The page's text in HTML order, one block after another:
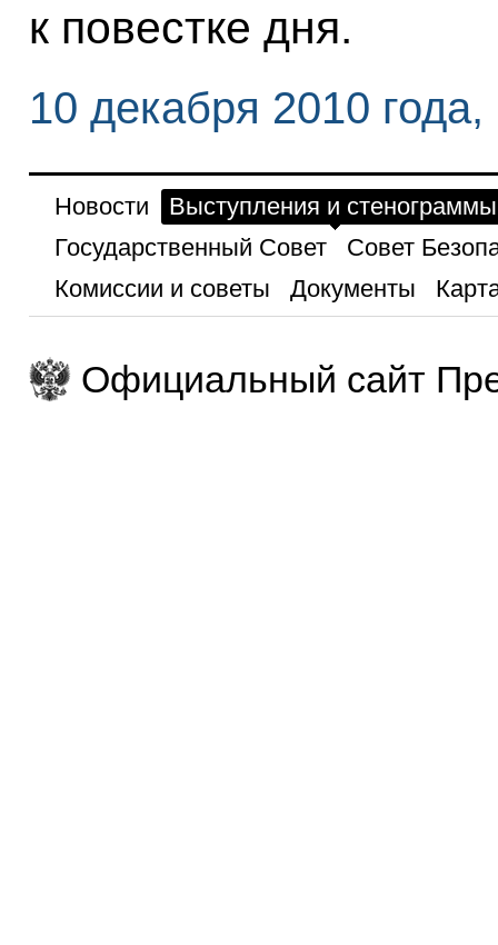
к повестке дня.
10 декабря 2010
Новости
Выступления и стенограммы
Государственный Совет
Совет
Комиссии и советы
Документы
Официальный сайт